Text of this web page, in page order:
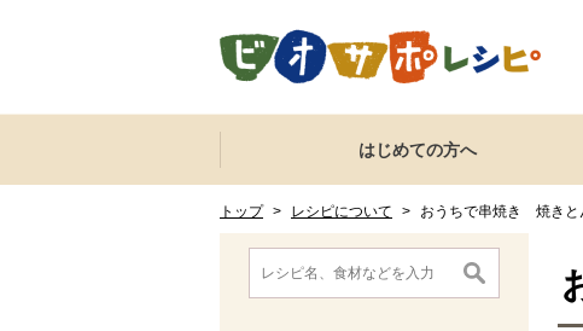
ここからサイト内共通メニューです。
サイト内共通メニューをスキップする
はじめての方へ
トップ > レシピについて > おうちで串焼き 焼きと
ここから消費材検索メニューです。
消費材検索メニューここまで。
ここから本文です。